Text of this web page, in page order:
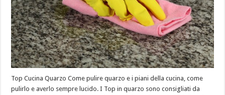
Top Cucina Quarzo Come pulire quarzo e i piani della cucina, come
pulirlo e averlo sempre lucido. I Top in quarzo sono consigliati da